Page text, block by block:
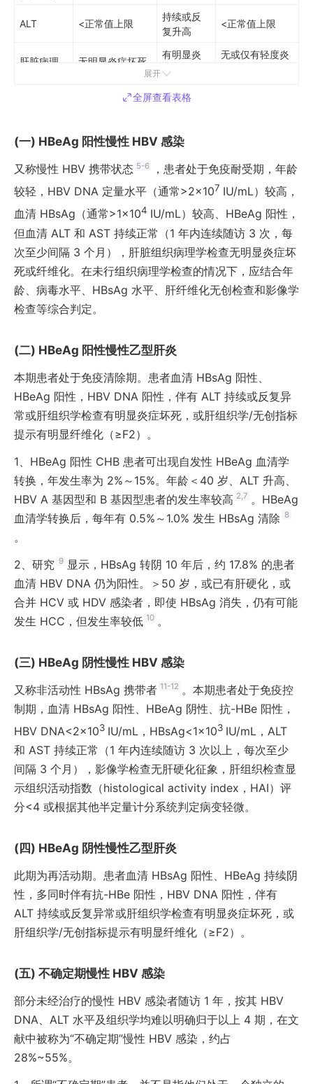
ALT <正常值上限
持续或反
复升高
<正常值上限
肝脏病理
无明显炎症坏死
有明显炎
症坏死和/
无或仅有轻度炎
展开
全屏查看表格
HBeAg 阳性慢性 HBV 感染
又称慢性 HBV 携带状态 5-6
，患者处于免疫耐受期，年龄
较轻，HBV DNA 定量水平（通常>2×107 IU/mL）较高，
血清 HBsAg（通常>1×104 IU/mL）较高、HBeAg 阳性，
但血清 ALT 和 AST 持续正常（1 年内连续随访 3 次，每
次至少间隔 3 个月），肝脏组织病理学检查无明显炎症坏
死或纤维化。在未行组织病理学检查的情况下，应结合年
龄、病毒水平、HBsAg 水平、肝纤维化无创检查和影像学
检查等综合判定。
HBeAg 阳性慢性乙型肝炎
本期患者处于免疫清除期。患者血清 HBsAg 阳性、
HBeAg 阳性，HBV DNA 阳性，伴有 ALT 持续或反复异
常或肝组织学检查有明显炎症坏死，或肝组织学/无创指标
提示有明显纤维化（≥F2）。
1、 HBeAg 阳性 CHB 患者可出现自发性 HBeAg 血清学
转换，年发生率为 2%～15%。年龄＜40 岁、ALT 升高、
HBV A 基因型和 B 基因型患者的发生率较高 2,7 。HBeAg
血清学转换后，每年有 0.5%～1.0% 发生 HBsAg 清除 8
。
2、 研究 9 显示，HBsAg 转阴 10 年后，约 17.8% 的患者
血清 HBV DNA 仍为阳性。＞50 岁，或已有肝硬化，或
合并 HCV 或 HDV 感染者，即使 HBsAg 消失，仍有可能
发生 HCC，但发生率较低 10 。
HBeAg 阴性慢性 HBV 感染
又称非活动性 HBsAg 携带者 11-12 。本期患者处于免疫控
制期，血清 HBsAg 阳性、HBeAg 阴性、抗-HBe 阳性，
HBV DNA<2×103 IU/mL，HBsAg<1×103 IU/mL，ALT
和 AST 持续正常（1 年内连续随访 3 次以上，每次至少
间隔 3 个月），影像学检查无肝硬化征象，肝组织检查显
示组织活动指数（histological activity index，HAI）评
分<4 或根据其他半定量计分系统判定病变轻微。
HBeAg 阴性慢性乙型肝炎
此期为再活动期。患者血清 HBsAg 阳性、HBeAg 持续阴
性，多同时伴有抗-HBe 阳性，HBV DNA 阳性，伴有
ALT 持续或反复异常或肝组织学检查有明显炎症坏死，或
肝组织学/无创指标提示有明显纤维化（≥F2）。
不确定期慢性 HBV 感染
部分未经治疗的慢性 HBV 感染者随访 1 年，按其 HBV
DNA、ALT 水平及组织学均难以明确归于以上 4 期，在文
献中被称为“不确定期”慢性 HBV 感染，约占
28%~55%。